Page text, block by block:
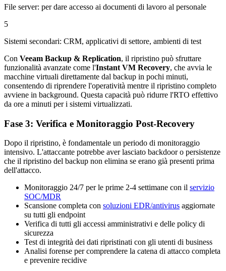
File server: per dare accesso ai documenti di lavoro al personale
5
Sistemi secondari: CRM, applicativi di settore, ambienti di test
Con Veeam Backup & Replication, il ripristino può sfruttare
funzionalità avanzate come l'Instant VM Recovery, che avvia le
macchine virtuali direttamente dal backup in pochi minuti,
consentendo di riprendere l'operatività mentre il ripristino completo
avviene in background. Questa capacità può ridurre l'RTO effettivo
da ore a minuti per i sistemi virtualizzati.
Fase 3: Verifica e Monitoraggio Post-Recovery
Dopo il ripristino, è fondamentale un periodo di monitoraggio
intensivo. L'attaccante potrebbe aver lasciato backdoor o persistenze
che il ripristino del backup non elimina se erano già presenti prima
dell'attacco.
Monitoraggio 24/7 per le prime 2-4 settimane con il servizio
SOC/MDR
Scansione completa con soluzioni EDR/antivirus aggiornate
su tutti gli endpoint
Verifica di tutti gli accessi amministrativi e delle policy di
sicurezza
Test di integrità dei dati ripristinati con gli utenti di business
Analisi forense per comprendere la catena di attacco completa
e prevenire recidive